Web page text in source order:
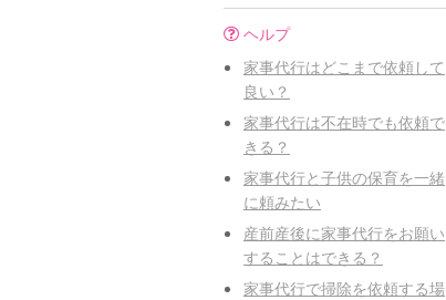
ヘルプ
家事代行はどこまで依頼して
良い？
家事代行は不在時でも依頼で
きる？
家事代行と子供の保育を一緒
に頼みたい
産前産後に家事代行をお願い
することはできる？
家事代行で掃除を依頼する場